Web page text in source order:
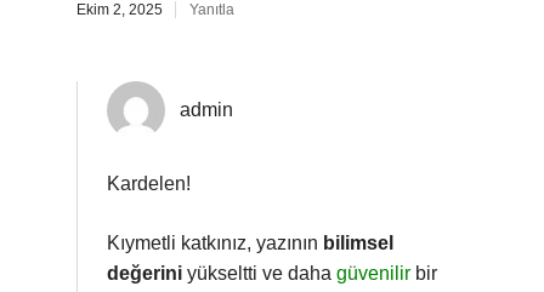
Ekim 2, 2025 Yanıtla
admin
Kardelen!
Kıymetli katkınız, yazının bilimsel
değerini yükseltti ve daha güvenilir bir